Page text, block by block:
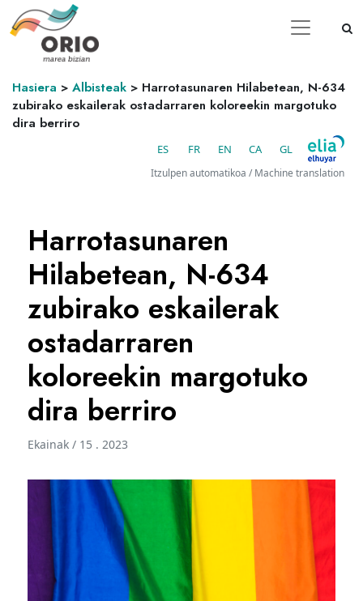
Hasiera > Albisteak > Harrotasunaren Hilabetean, N-634
zubirako eskailerak ostadarraren koloreekin margotuko
dira berriro
ES FR EN CA GL
Itzulpen automatikoa / Machine translation
Harrotasunaren
Hilabetean, N-634
zubirako eskailerak
ostadarraren
koloreekin margotuko
dira berriro
Ekainak / 15 . 2023